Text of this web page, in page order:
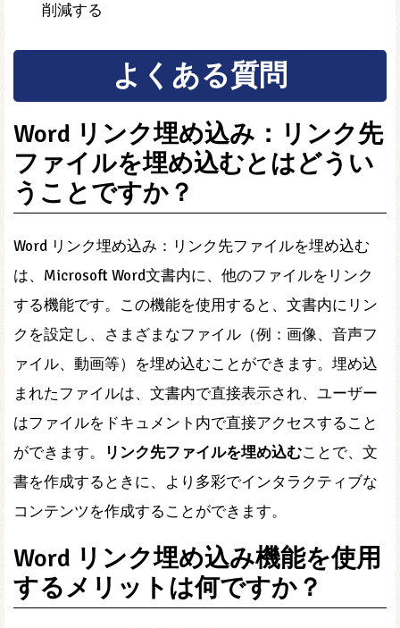
削減する
よくある質問
Word リンク埋め込み：リンク先
ファイルを埋め込むとはどうい
うことですか？
Word リンク埋め込み：リンク先ファイルを埋め込む
は、Microsoft Word文書内に、他のファイルをリンク
する機能です。この機能を使用すると、文書内にリン
クを設定し、さまざまなファイル（例：画像、音声フ
ァイル、動画等）を埋め込むことができます。埋め込
まれたファイルは、文書内で直接表示され、ユーザー
はファイルをドキュメント内で直接アクセスすること
ができます。
リンク先ファイルを埋め込むことで、文
書を作成するときに、より多彩でインタラクティブな
コンテンツを作成することができます。
Word リンク埋め込み機能を使用
するメリットは何ですか？